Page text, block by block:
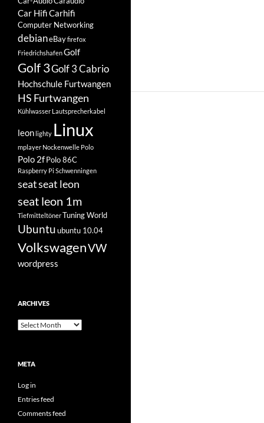
Car HifiCarhifi
Computer Networking
debianeBayfirefox
FriedrichshafenGolf
Golf 3Golf 3 Cabrio
Hochschule Furtwangen
HS Furtwangen
Kühlwasser Lautsprecherkabel
leonlighty Linux
mplayer Nockenwelle Polo
Polo 2fPolo 86C
Raspberry Pi Schwenningen
seatseat leon
seat leon 1m
TiefmitteltönerTuning World
Ubuntuubuntu 10.04
VolkswagenVW
wordpress
ARCHIVES
Archives
META
Log in
Entries feed
Comments feed